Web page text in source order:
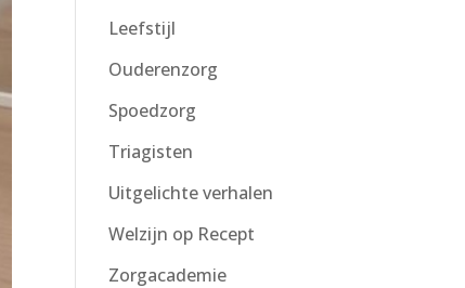
Leefstijl
Ouderenzorg
Spoedzorg
Triagisten
Uitgelichte verhalen
Welzijn op Recept
Zorgacademie